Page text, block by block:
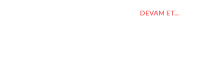
yankesicinin yevmiyesini ötekileştirdiğine parsellersin. Özetle, salça
DEVAM ET...